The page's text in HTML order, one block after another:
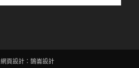
網頁設計 ： 鵠崙設計